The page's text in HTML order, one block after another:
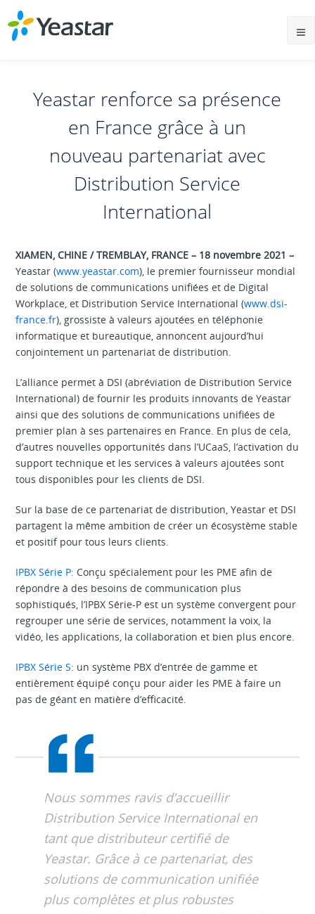
Yeastar renforce sa présence
en France grâce à un
nouveau partenariat avec
Distribution Service
International
XIAMEN, CHINE / TREMBLAY, FRANCE – 18 novembre 2021 –
Yeastar (www.yeastar.com), le premier fournisseur mondial
de solutions de communications unifiées et de Digital
Workplace, et Distribution Service International (www.dsi-
france.fr), grossiste à valeurs ajoutées en téléphonie
informatique et bureautique, annoncent aujourd’hui
conjointement un partenariat de distribution.
L’alliance permet à DSI (abréviation de Distribution Service
International) de fournir les produits innovants de Yeastar
ainsi que des solutions de communications unifiées de
premier plan à ses partenaires en France. En plus de cela,
d’autres nouvelles opportunités dans l’UCaaS, l’activation du
support technique et les services à valeurs ajoutées sont
tous disponibles pour les clients de DSI.
Sur la base de ce partenariat de distribution, Yeastar et DSI
partagent la même ambition de créer un écosystème stable
et positif pour tous leurs clients.
IPBX Série P: Conçu spécialement pour les PME afin de
répondre à des besoins de communication plus
sophistiqués, l’IPBX Série-P est un système convergent pour
regrouper une série de services, notamment la voix, la
vidéo, les applications, la collaboration et bien plus encore.
IPBX Série S: un système PBX d’entrée de gamme et
entièrement équipé conçu pour aider les PME à faire un
pas de géant en matière d’efficacité.
Nous sommes ravis d’accueillir
Distribution Service International en
tant que distributeur certifié de
Yeastar. Grâce à ce partenariat, des
solutions de communication unifiée
plus complètes et plus robustes